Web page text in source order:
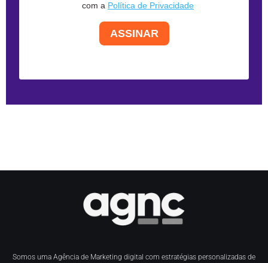
com a Política de Privacidade
ASSINAR
Somos uma Agência de Marketing digital com estratégias personalizadas de